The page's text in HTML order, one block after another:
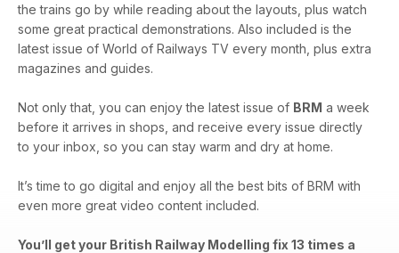
the trains go by while reading about the layouts, plus watch
some great practical demonstrations. Also included is the
latest issue of World of Railways TV every month, plus extra
magazines and guides.
Not only that, you can enjoy the latest issue of BRM a week
before it arrives in shops, and receive every issue directly
to your inbox, so you can stay warm and dry at home.
It’s time to go digital and enjoy all the best bits of BRM with
even more great video content included.
You’ll get your British Railway Modelling fix 13 times a